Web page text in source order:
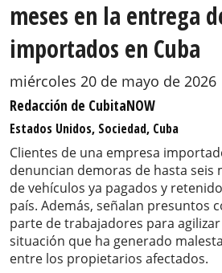
meses en la entrega
importados en Cuba
miércoles 20 de mayo de 2026
Redacción de CubitaNOW
Estados Unidos, Sociedad, Cuba
Clientes de una empresa
denuncian demoras de hasta seis
de vehículos ya pagados y
país. Además, señalan presuntos
parte de trabajadores para
situación que ha generado
entre los propietarios afectados.